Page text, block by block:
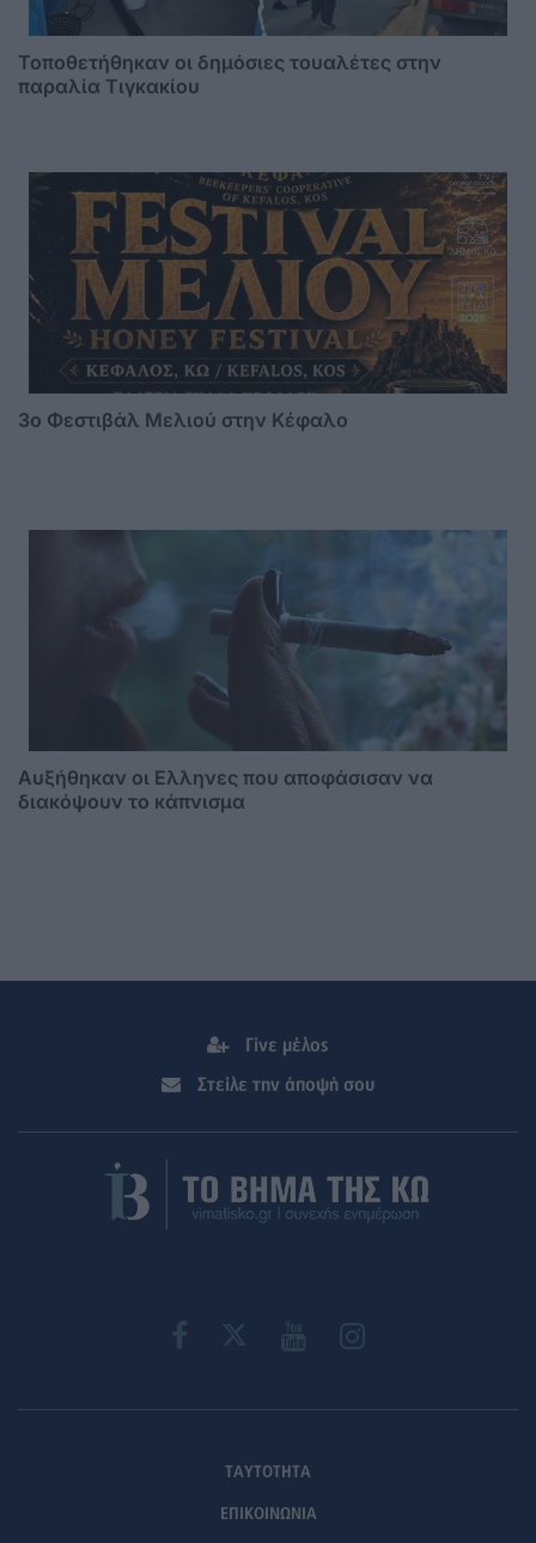
Τοποθετήθηκαν οι δημόσιες τουαλέτες στην
παραλία Τιγκακίου
3o Φεστιβάλ Μελιού στην Κέφαλο
Αυξήθηκαν οι Ελληνες που αποφάσισαν να
διακόψουν το κάπνισμα
Γίνε μέλος
Στείλε την άποψή σου
ΤΑΥΤΟΤΗΤΑ
ΕΠΙΚΟΙΝΩΝΙΑ